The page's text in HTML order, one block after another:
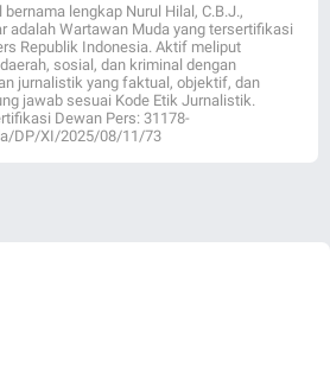
bernama lengkap Nurul Hilal, C.B.J.,
adalah Wartawan Muda yang tersertifikasi
Republik Indonesia. Aktif meliput
sosial, dan kriminal dengan
jurnalistik yang faktual, objektif, dan
jawab sesuai Kode Etik Jurnalistik.
Dewan Pers: 31178-
DP/XI/2025/08/11/73